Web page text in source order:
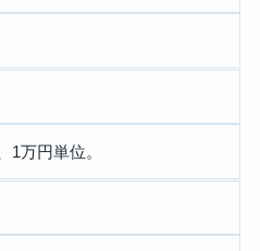
1万円単位。